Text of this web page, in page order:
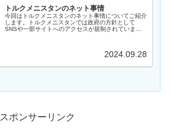
トルクメニスタンのネット事情
今回はトルクメニスタンのネット事情についてご紹介
します。トルクメニスタンでは政府の方針として
SNSや一部サイトへのアクセスが規制されていま
2024.09.28
スポンサーリンク